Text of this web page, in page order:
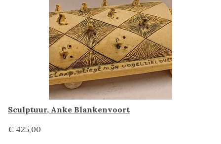
Sculptuur, Anke Blankenvoort
€ 425,00